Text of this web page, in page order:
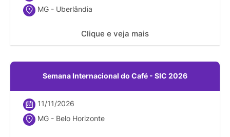
MG - Uberlândia
Clique e veja mais
Semana Internacional do Café - SIC 2026
11/11/2026
MG - Belo Horizonte